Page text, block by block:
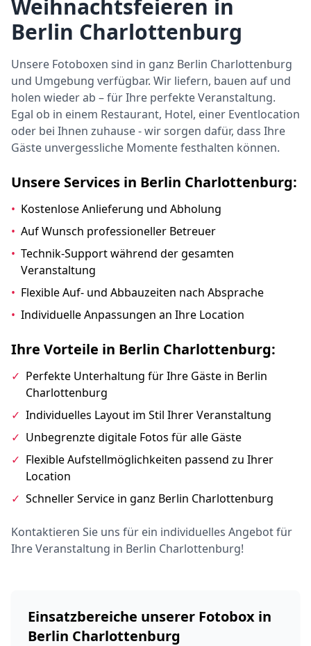
Weihnachtsfeieren in
Berlin Charlottenburg
Unsere Fotoboxen sind in ganz Berlin Charlottenburg
und Umgebung verfügbar. Wir liefern, bauen auf und
holen wieder ab – für Ihre perfekte Veranstaltung.
Egal ob in einem Restaurant, Hotel, einer Eventlocation
oder bei Ihnen zuhause - wir sorgen dafür, dass Ihre
Gäste unvergessliche Momente festhalten können.
Unsere Services in Berlin Charlottenburg:
• Kostenlose Anlieferung und Abholung
• Auf Wunsch professioneller Betreuer
• Technik-Support während der gesamten
Veranstaltung
• Flexible Auf- und Abbauzeiten nach Absprache
• Individuelle Anpassungen an Ihre Location
Ihre Vorteile in Berlin Charlottenburg:
✓ Perfekte Unterhaltung für Ihre Gäste in Berlin
Charlottenburg
✓ Individuelles Layout im Stil Ihrer Veranstaltung
✓ Unbegrenzte digitale Fotos für alle Gäste
✓ Flexible Aufstellmöglichkeiten passend zu Ihrer
Location
✓ Schneller Service in ganz Berlin Charlottenburg
Kontaktieren Sie uns für ein individuelles Angebot für
Ihre Veranstaltung in Berlin Charlottenburg!
Einsatzbereiche unserer Fotobox in
Berlin Charlottenburg